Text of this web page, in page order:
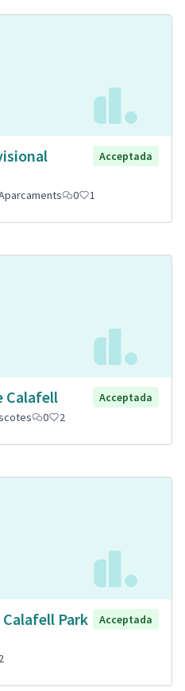
Acceptada
0 1
Calafell
Acceptada
0 2
Park
Acceptada
2